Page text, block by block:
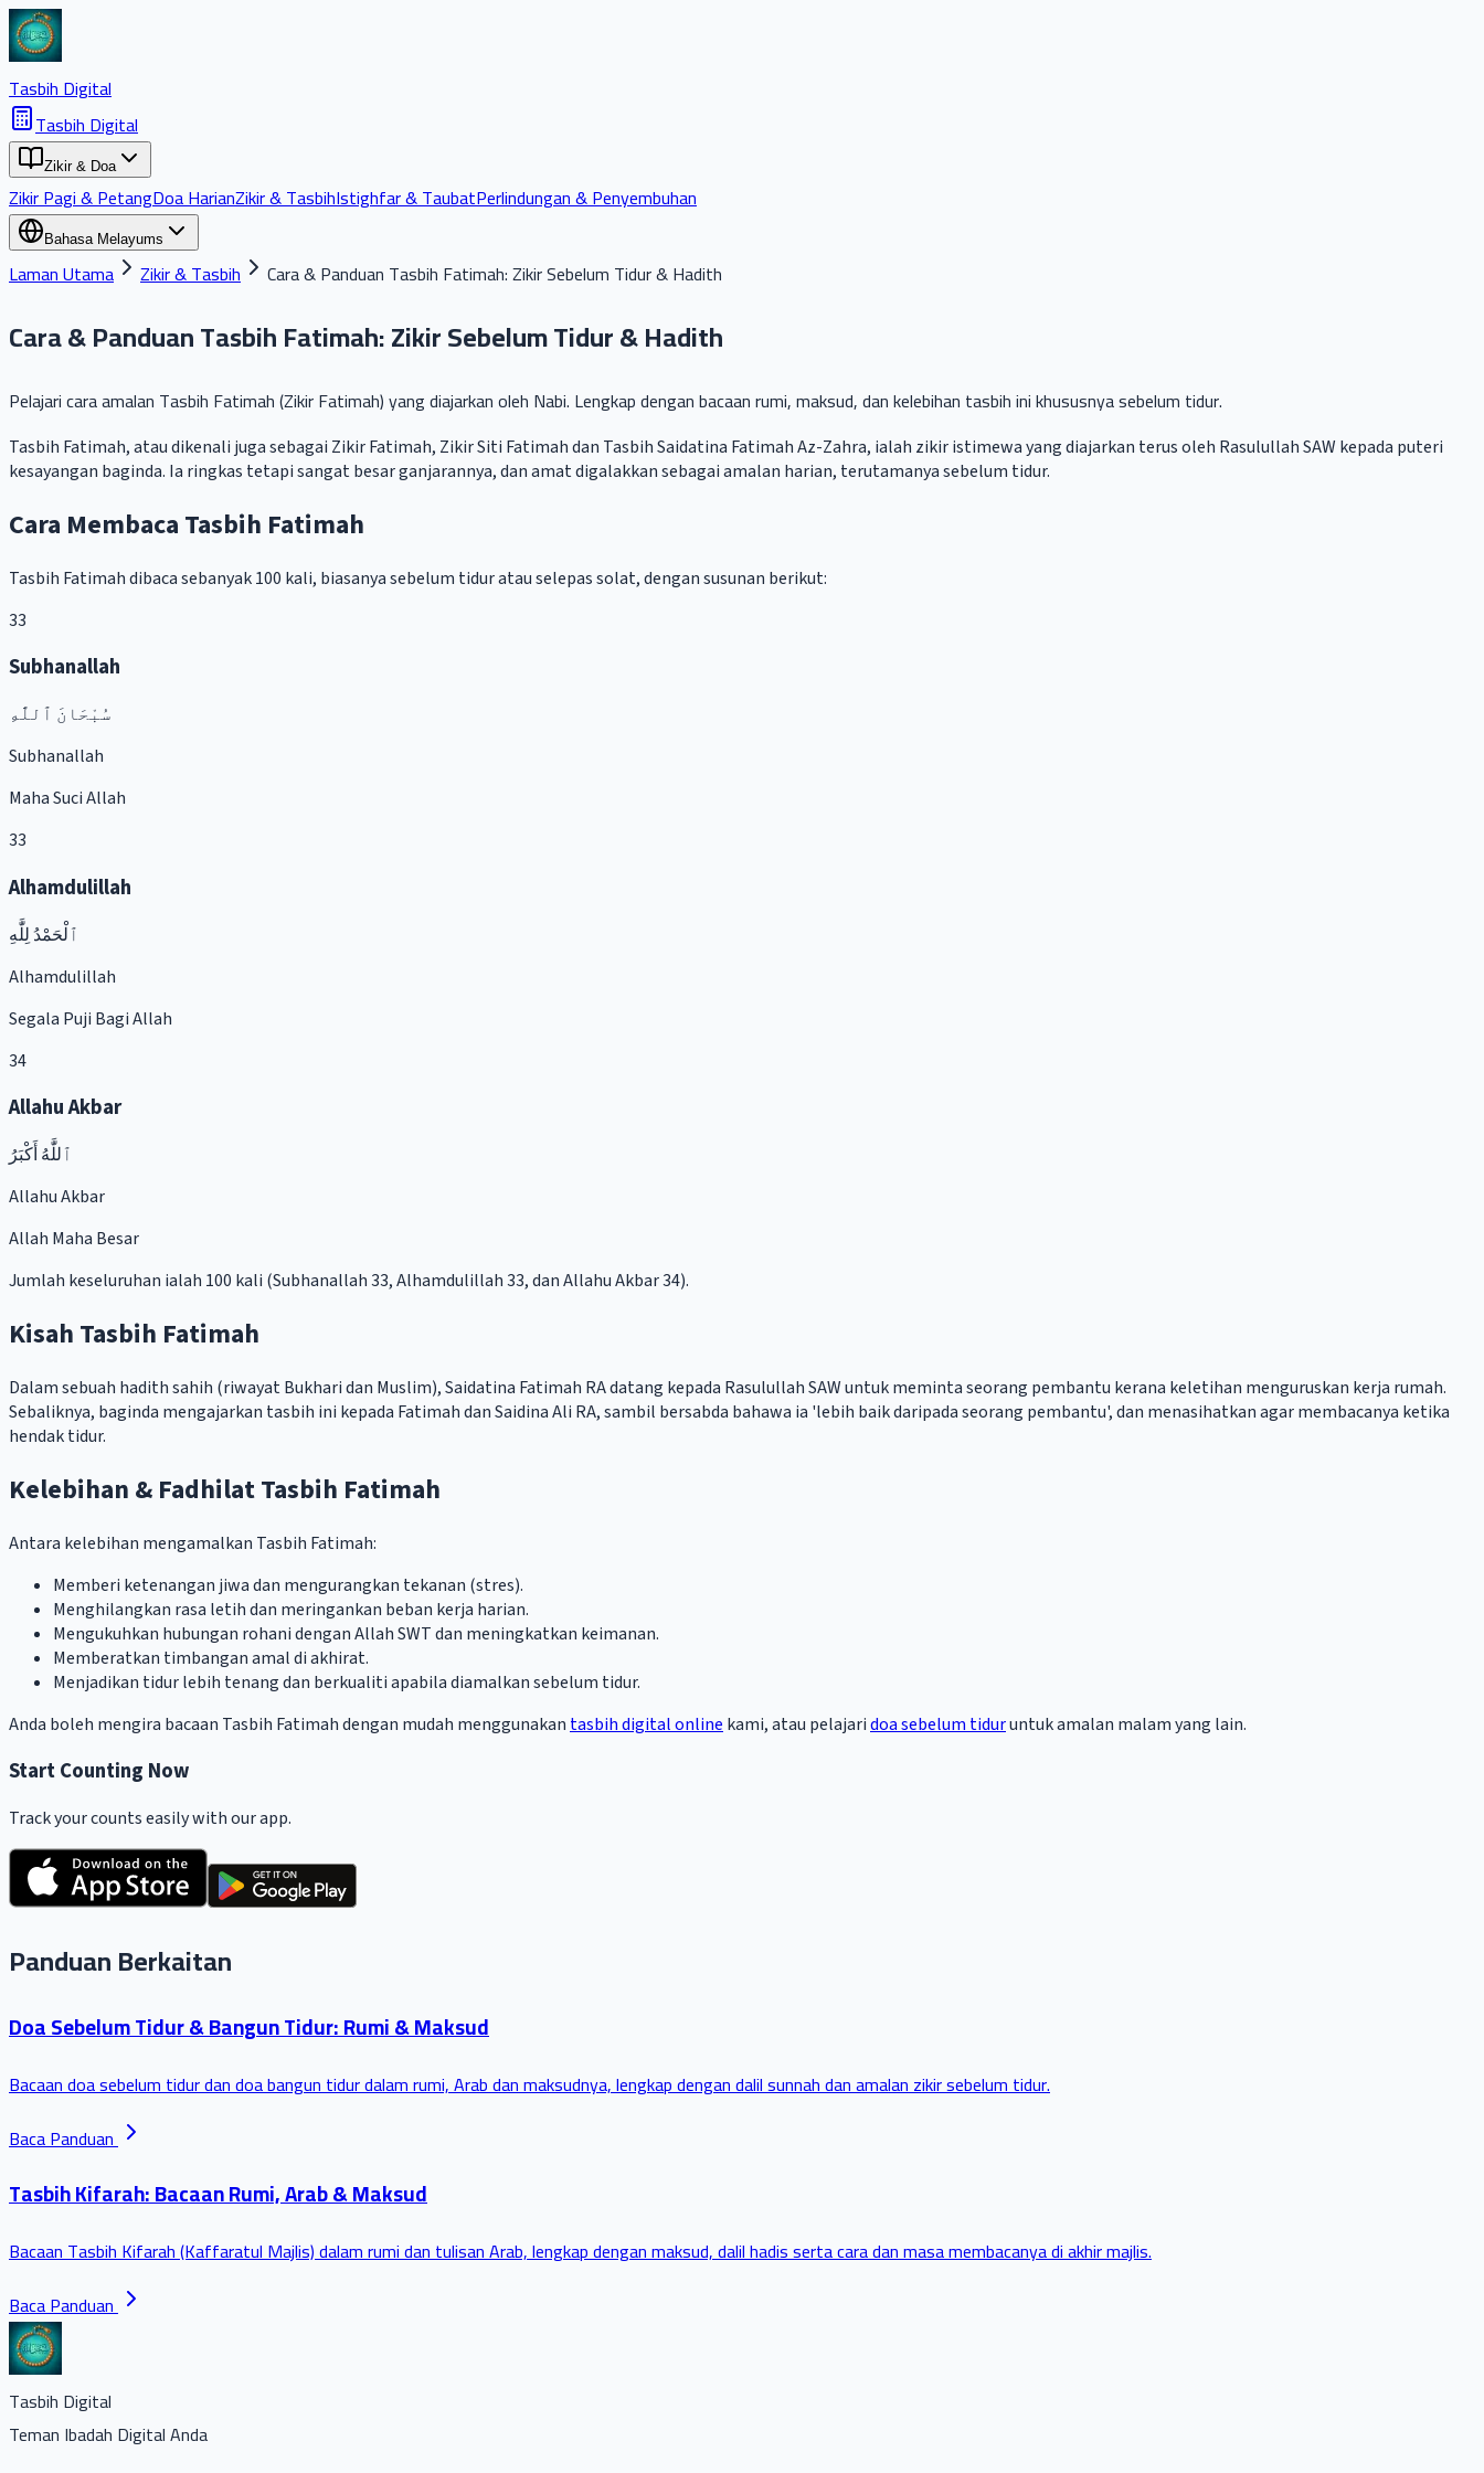
Tasbih Digital
Tasbih Digital
Zikir & Doa
Zikir Pagi & PetangDoa HarianZikir & TasbihIstighfar & TaubatPerlindungan & Penyembuhan
Bahasa Melayums
Laman Utama Zikir & Tasbih Cara & Panduan Tasbih Fatimah: Zikir Sebelum Tidur & Hadith
Cara & Panduan Tasbih Fatimah: Zikir Sebelum Tidur & Hadith
Pelajari cara amalan Tasbih Fatimah (Zikir Fatimah) yang diajarkan oleh Nabi. Lengkap dengan bacaan rumi, maksud, dan kelebihan tasbih ini khususnya sebelum tidur.
Tasbih Fatimah, atau dikenali juga sebagai Zikir Fatimah, Zikir Siti Fatimah dan Tasbih Saidatina Fatimah Az-Zahra, ialah zikir istimewa yang diajarkan terus oleh Rasulullah SAW kepada puteri
kesayangan baginda. Ia ringkas tetapi sangat besar ganjarannya, dan amat digalakkan sebagai amalan harian, terutamanya sebelum tidur.
Cara Membaca Tasbih Fatimah
Tasbih Fatimah dibaca sebanyak 100 kali, biasanya sebelum tidur atau selepas solat, dengan susunan berikut:
33
Subhanallah
سُبْحَانَ ٱللَّٰهِ
Subhanallah
Maha Suci Allah
33
Alhamdulillah
ٱلْحَمْدُ لِلَّٰهِ
Alhamdulillah
Segala Puji Bagi Allah
34
Allahu Akbar
ٱللَّٰهُ أَكْبَرُ
Allahu Akbar
Allah Maha Besar
Jumlah keseluruhan ialah 100 kali (Subhanallah 33, Alhamdulillah 33, dan Allahu Akbar 34).
Kisah Tasbih Fatimah
Dalam sebuah hadith sahih (riwayat Bukhari dan Muslim), Saidatina Fatimah RA datang kepada Rasulullah SAW untuk meminta seorang pembantu kerana keletihan menguruskan kerja rumah.
Sebaliknya, baginda mengajarkan tasbih ini kepada Fatimah dan Saidina Ali RA, sambil bersabda bahawa ia 'lebih baik daripada seorang pembantu', dan menasihatkan agar membacanya ketika
hendak tidur.
Kelebihan & Fadhilat Tasbih Fatimah
Antara kelebihan mengamalkan Tasbih Fatimah:
Memberi ketenangan jiwa dan mengurangkan tekanan (stres).
Menghilangkan rasa letih dan meringankan beban kerja harian.
Mengukuhkan hubungan rohani dengan Allah SWT dan meningkatkan keimanan.
Memberatkan timbangan amal di akhirat.
Menjadikan tidur lebih tenang dan berkualiti apabila diamalkan sebelum tidur.
Anda boleh mengira bacaan Tasbih Fatimah dengan mudah menggunakan tasbih digital online kami, atau pelajaridoa sebelum tiduruntuk amalan malam yang lain.
Start Counting Now
Track your counts easily with our app.
Panduan Berkaitan
Doa Sebelum Tidur & Bangun Tidur: Rumi & Maksud
Bacaan doa sebelum tidur dan doa bangun tidur dalam rumi, Arab dan maksudnya, lengkap dengan dalil sunnah dan amalan zikir sebelum tidur.
Baca Panduan
Tasbih Kifarah: Bacaan Rumi, Arab & Maksud
Bacaan Tasbih Kifarah (Kaffaratul Majlis) dalam rumi dan tulisan Arab, lengkap dengan maksud, dalil hadis serta cara dan masa membacanya di akhir majlis.
Baca Panduan
Tasbih Digital
Teman Ibadah Digital Anda